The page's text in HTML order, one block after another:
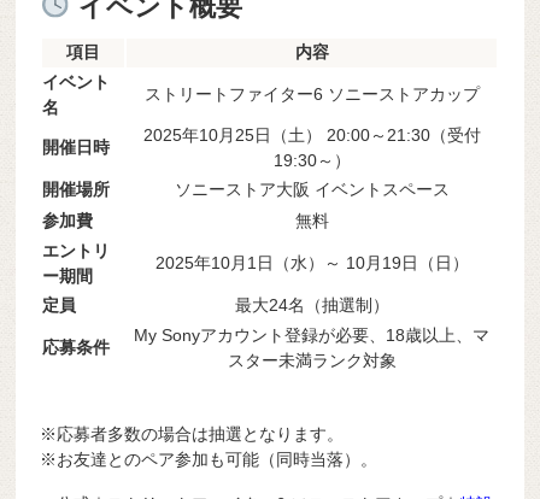
イベント概要
項目
内容
イベント
名
ストリートファイター6 ソニーストアカップ
開催日時
2025年10月25日（土） 20:00～21:30（受付
19:30～）
開催場所
ソニーストア大阪 イベントスペース
参加費
無料
エントリ
ー期間
2025年10月1日（水）～ 10月19日（日）
定員 最大24名（抽選制）
応募条件
My Sonyアカウント登録が必要、18歳以上、マ
スター未満ランク対象
※応募者多数の場合は抽選となります。
※お友達とのペア参加も可能（同時当落）。